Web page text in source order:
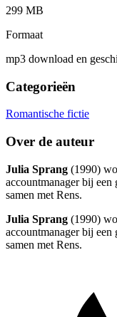
299 MB
Formaat
mp3 download en
Categorieën
Romantische fictie
Over de auteur
Julia Sprang (1990)
accountmanager bij een
samen met Rens.
Julia Sprang (1990)
accountmanager bij een
samen met Rens.